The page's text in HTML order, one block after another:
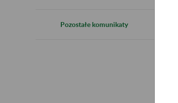
Pozostałe komunikaty